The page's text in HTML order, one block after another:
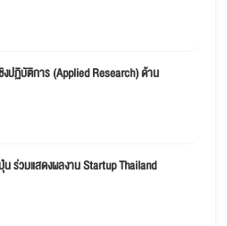
งปฏิบัติการ (Applied Research) ด้าน
ร่วมแสดงผลงาน Startup Thailand